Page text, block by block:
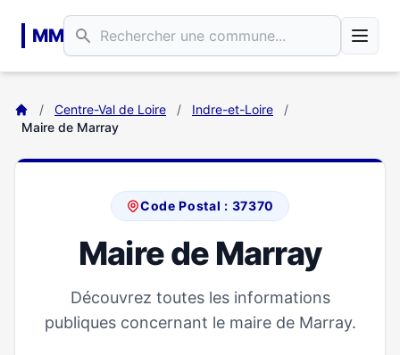
MM
/ Centre-Val de Loire / Indre-et-Loire
/
Maire de Marray
Code Postal : 37370
Maire de Marray
Découvrez toutes les informations
publiques concernant le maire de Marray.